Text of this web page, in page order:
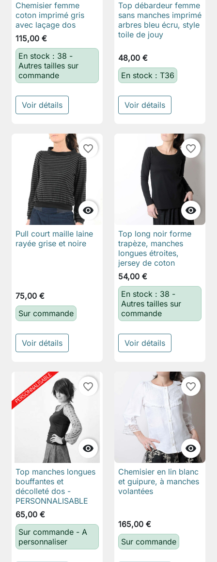
Chemisier femme
coton imprimé gris
avec laçage dos
115,00 €
En stock : 38 -
Autres tailles sur
commande
Voir détails
Top débardeur femme
sans manches imprimé
arbres bleu écru, style
toile de jouy
48,00 €
En stock : T36
Voir détails

favorite_border
Pull court maille laine
rayée grise et noire
75,00 €
Sur commande
Voir détails

favorite_border
Top long noir forme
trapèze, manches
longues étroites,
jersey de coton
54,00 €
En stock : 38 -
Autres tailles sur
commande
Voir détails

favorite_border
Top manches longues
bouffantes et
décolleté dos -
PERSONNALISABLE
65,00 €
Sur commande - A
personnaliser

favorite_border
Chemisier en lin blanc
et guipure, à manches
volantées
165,00 €
Sur commande